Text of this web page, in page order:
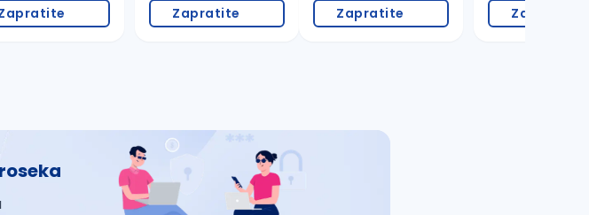
Zapratite Zapratite Zapratite